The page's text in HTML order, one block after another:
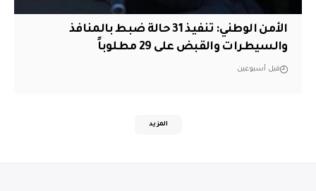
الأمن الوطني: تنفيذ 31 حالة ضبط بالمنافذ
والسيطرات والقبض على 29 مطلوباً
قبل أسبوعين
المزيد